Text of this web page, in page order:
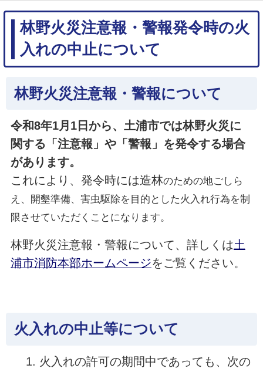
林野火災注意報・警報発令時の火
入れの中止について
林野火災注意報・警報について
令和8年1月1日から、土浦市では林野火災に
関する「注意報」や「警報」を発令する場合
があります。
これにより、発令時には造林のための地ごしら
え、開墾準備、害虫駆除を目的とした火入れ行為を制
限させていただくことになります。
林野火災注意報・警報について、詳しくは土
浦市消防本部ホームページをご覧ください。
火入れの中止等について
火入れの許可の期間中であっても、次の